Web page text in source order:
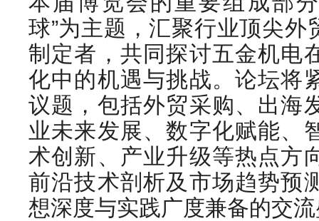
球”为主题，汇聚行业顶尖
制定者，共同探讨五金机电
化中的机遇与挑战。论坛将
议题，包括外贸采购、出海
业未来发展、数字化赋能、
术创新、产业升级等热点方
前沿技术剖析及市场趋势预
想深度与实践广度兼备的交